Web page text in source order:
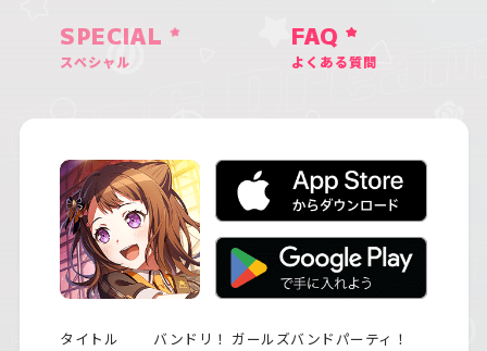
SPECIAL
スペシャル
FAQ
よくある質問
タイトル
バンドリ！ ガールズバンドパーティ！